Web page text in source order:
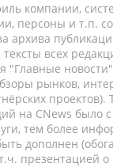
компании,
персоны и т.п.
архива
всех
"Главные
рынков,
проектов).
на CNews было
тем более
дополнен
презентацией